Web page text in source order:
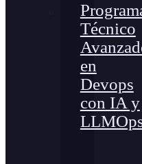
Técnico
en
Devops
con IA y